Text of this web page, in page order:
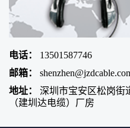
电话：
13501587746
邮箱：
地址：
深圳市宝安区松岗街
（建圳达电缆）厂房